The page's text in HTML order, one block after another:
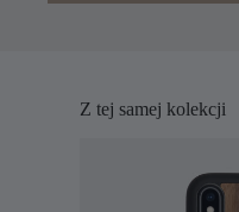
Z tej samej kolekcji